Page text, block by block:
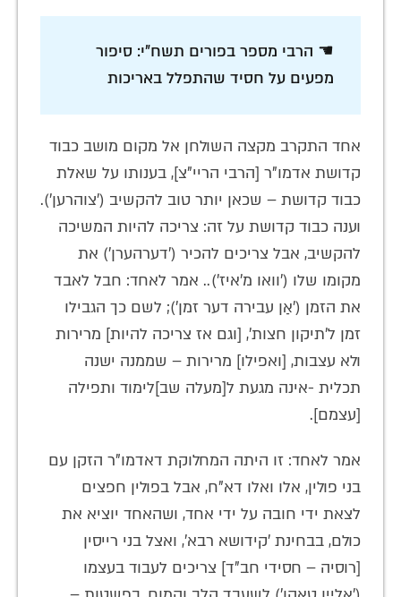
☚ הרבי מספר בפורים תשח"י: סיפור
מפעים על חסיד שהתפלל באריכות
אחד התקרב מקצה השולחן אל מקום מושב כבוד
קדושת אדמו"ר [הרבי הריי"צ], בענותו על שאלת
כבוד קדושת – שכאן יותר טוב להקשיב ('צוהרען').
וענה כבוד קדושת על זה: צריכה להיות המשיכה
להקשיב, אבל צריכים להכיר ('דערהערן') את
מקומו שלו ('וואו מ'איז').. אמר לאחד: חבל לאבד
את הזמן ('אַן עבירה דער זמן'); לשם כך הגבילו
זמן ל'תיקון חצות', [וגם אז צריכה להיות] מרירות
ולא עצבות, [ואפילו] מרירות – שממנה ישנה
תכלית -אינה מגעת ל[מעלה שב]לימוד ותפילה
[עצמם].
אמר לאחד: זו היתה המחלוקת דאדמו"ר הזקן עם
בני פולין, אלו ואלו דא"ח, אבל בפולין חפצים
לצאת ידי חובה על ידי אחד, ושהאחד יוציא את
כולם, בבחינת 'קידושא רבא', ואצל בני רייסין
[רוסיה – חסידי חב"ד] צריכים לעבוד בעצמו